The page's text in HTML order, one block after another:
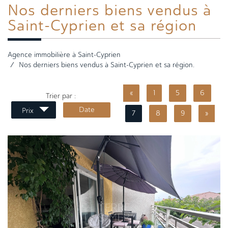
Nos derniers biens vendus à
Saint-Cyprien et sa région
Agence immobilière à Saint-Cyprien
Nos derniers biens vendus à Saint-Cyprien et sa région.
Trier par :
Prix
Date
« 1 5 6
7 8 9 »